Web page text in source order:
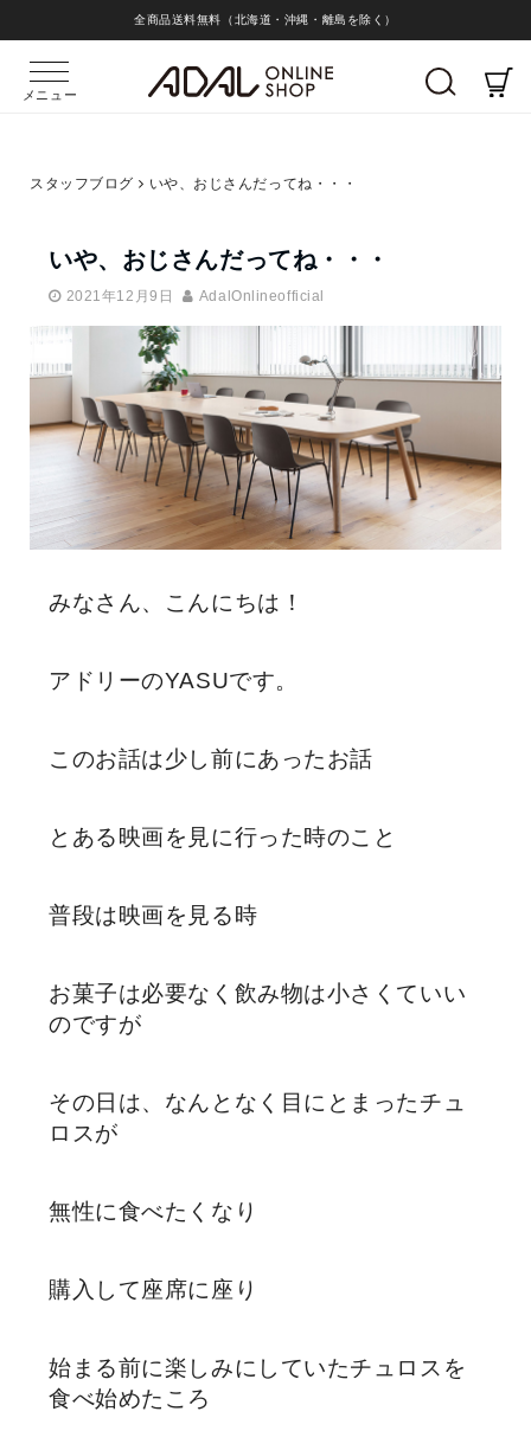
全商品送料無料（北海道・沖縄・離島を除く）
メニュー
スタッフブログ いや、おじさんだってね・・・
いや、おじさんだってね・・・
2021年12月9日 AdalOnlineofficial
みなさん、こんにちは！
アドリーのYASUです。
このお話は少し前にあったお話
とある映画を見に行った時のこと
普段は映画を見る時
お菓子は必要なく飲み物は小さくていい
のですが
その日は、なんとなく目にとまったチュ
ロスが
無性に食べたくなり
購入して座席に座り
始まる前に楽しみにしていたチュロスを
食べ始めたころ